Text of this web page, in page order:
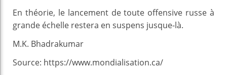
En théorie, le lancement de toute offensive russe à
grande échelle restera en suspens jusque-là.
M.K. Bhadrakumar
Source: https://www.mondialisation.ca/